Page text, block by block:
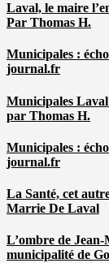
Laval, le maire
Par Thomas H.
Municipales :
journal.fr
Municipales
par Thomas H.
Municipales :
journal.fr
La Santé, cet
Marrie De Laval
L’ombre de
municipalité de